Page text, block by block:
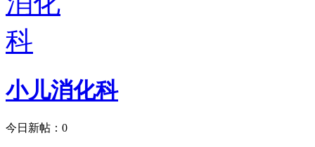
小儿消化科
今日新帖： 0